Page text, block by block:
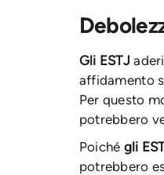
Gli ESTJ
affidamento
Per questo
potrebbero
Poiché gli
potrebbero